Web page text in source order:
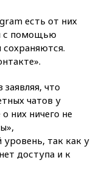
и Колумбия
координацию
наркотрафика
Испании усилили
кризиса
сравнили
жилья в Нью-Йорке и
попросил
его с круглого стола
чтобы «вести
есть от них
с помощью
что
чатов у
них ничего не
так как у
доступа и к